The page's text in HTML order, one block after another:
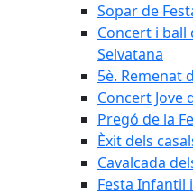
Sopar de
Concert i ball
Selvatana
5è. Remenat
Concert Jove
Pregó de la
Èxit dels
Cavalcada
Festa Infantil